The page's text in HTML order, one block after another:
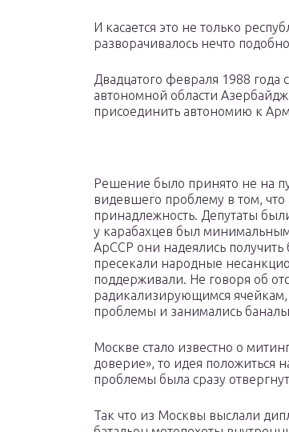
И касается это не только
разворачивалось нечто
Двадцатого февраля 1988 года
автономной области
присоединить автономию к
Решение было принято не на
видевшего проблему в том,
принадлежность. Депутаты
у карабахцев был
АрССР они надеялись
пресекали народные
поддерживали. Не говоря об
радикализирующимся
проблемы и занимались
Москве стало известно о
доверие», то идея положиться
проблемы была сразу
Так что из Москвы выслали